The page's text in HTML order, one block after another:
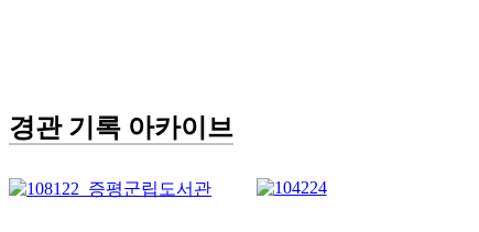
경관 기록 아카이브